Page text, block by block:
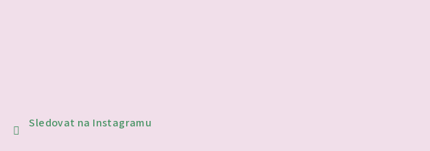
Sledovat na Instagramu